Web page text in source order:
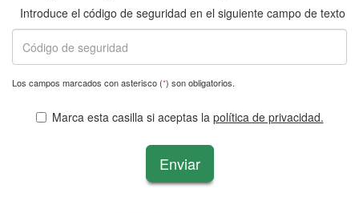
Introduce el código de seguridad en el siguiente campo de texto
Los campos marcados con asterisco (*) son obligatorios.
Marca esta casilla si aceptas la política de privacidad.
Enviar